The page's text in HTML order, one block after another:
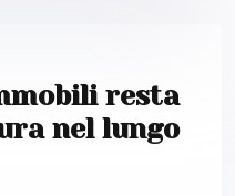
resta
nel lungo